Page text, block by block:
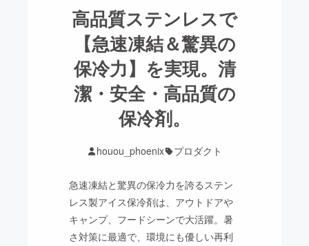
注目のリ
ターン
注目の新着プロ
ジェクト
ロジェクト
アート・写真
テクノロジー・ガジェット
映像・映画
ビジネス・起業
まちづくり・地域活性化
高品質ステンレスで
【急速凍結＆驚異の
保冷力】を実現。清
潔・安全・高品質の
保冷剤。
houou_phoenix プロダクト
急速凍結と驚異の保冷力を誇るステン
レス製アイス保冷剤は、アウトドアや
キャンプ、フードシーンで大活躍。暑
さ対策に最適で、環境にも優しい再利